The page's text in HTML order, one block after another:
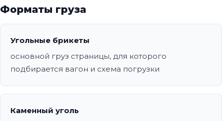
Форматы груза
Угольные брикеты
основной груз страницы, для которого
подбирается вагон и схема погрузки
Каменный уголь